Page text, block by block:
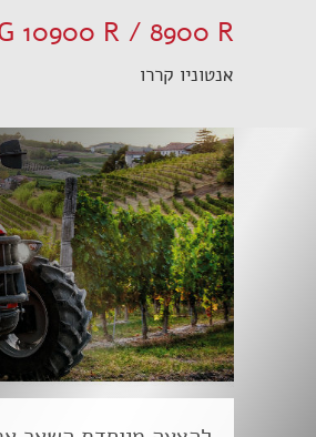
10900 R / 8900 R
אנטוניו קררו